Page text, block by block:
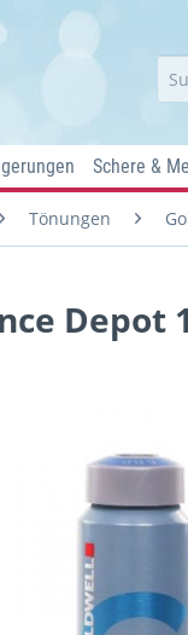
Schere &
Tönungen
Depot